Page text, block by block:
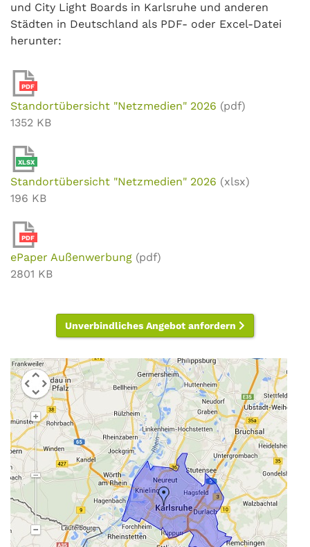
und City Light Boards in Karlsruhe und anderen
Städten in Deutschland als PDF- oder Excel-Datei
herunter:
PDF
Standortübersicht "Netzmedien" 2026 (pdf)
1352 KB
XLSX
Standortübersicht "Netzmedien" 2026 (xlsx)
196 KB
PDF
ePaper Außenwerbung (pdf)
2801 KB
Unverbindliches Angebot anfordern